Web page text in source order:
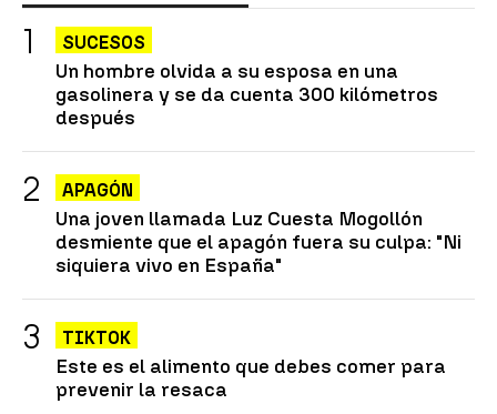
SUCESOS
Un hombre olvida a su esposa en una
gasolinera y se da cuenta 300 kilómetros
después
APAGÓN
Una joven llamada Luz Cuesta Mogollón
desmiente que el apagón fuera su culpa: "Ni
siquiera vivo en España"
TIKTOK
Este es el alimento que debes comer para
prevenir la resaca